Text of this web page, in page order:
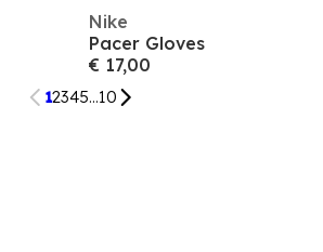
Nike
Pacer Gloves
€ 17,00
12345...10